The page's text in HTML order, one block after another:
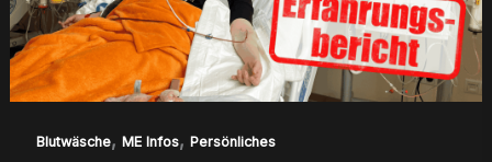
Blutwäsche,ME Infos,Persönliches